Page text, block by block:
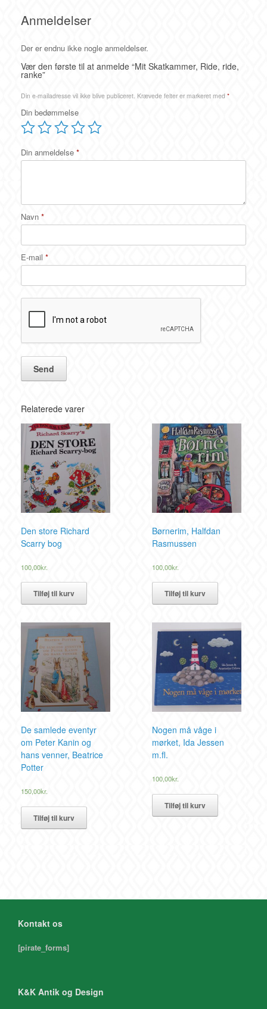
Anmeldelser
Der er endnu ikke nogle anmeldelser.
Vær den første til at anmelde “Mit Skatkammer, Ride, ride,
ranke”
Din e-mailadresse vil ikke blive publiceret. Krævede felter er markeret med *
Din bedømmelse
Din anmeldelse *
Navn *
E-mail *
Relaterede varer
Den store Richard
Scarry bog
100,00kr.
Tilføj til kurv
Børnerim, Halfdan
Rasmussen
100,00kr.
Tilføj til kurv
De samlede eventyr
om Peter Kanin og
hans venner, Beatrice
Potter
150,00kr.
Tilføj til kurv
Nogen må våge i
mørket, Ida Jessen
m.fl.
100,00kr.
Tilføj til kurv
Kontakt os
[pirate_forms]
K&K Antik og Design